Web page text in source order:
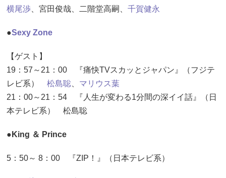
横尾渉 、宮田俊哉、二階堂高嗣、 千賀健永
●Sexy Zone
【ゲスト】
19：57～21：00 『痛快TVスカッとジャパン』（フジテ
レビ系） 松島聡
マリウス葉
21：00～21：54 『人生が変わる1分間の深イイ話』（日
本テレビ系） 松島聡
●King ＆ Prince
5：50～ 8：00 『ZIP！』（日本テレビ系）